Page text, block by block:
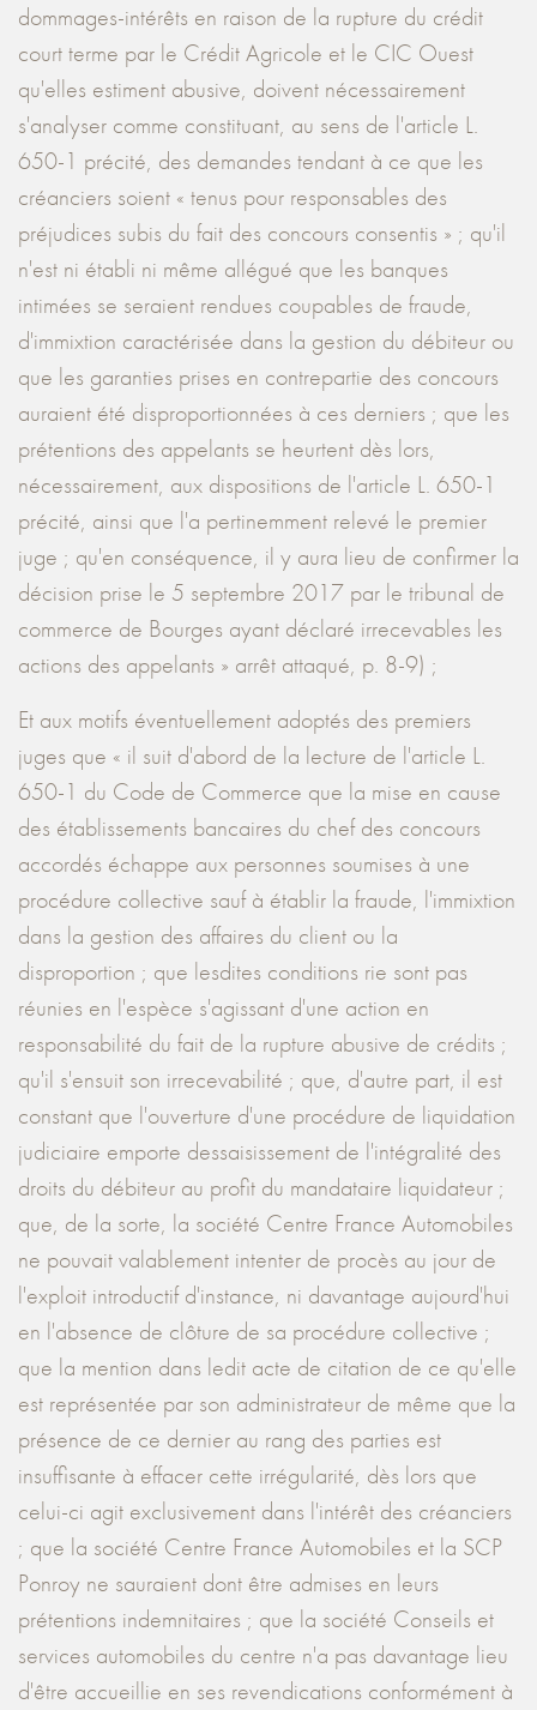
dommages-intérêts en raison de la rupture du crédit
court terme par le Crédit Agricole et le CIC Ouest
qu'elles estiment abusive, doivent nécessairement
s'analyser comme constituant, au sens de l'article L.
650-1 précité, des demandes tendant à ce que les
créanciers soient « tenus pour responsables des
préjudices subis du fait des concours consentis » ; qu'il
n'est ni établi ni même allégué que les banques
intimées se seraient rendues coupables de fraude,
d'immixtion caractérisée dans la gestion du débiteur ou
que les garanties prises en contrepartie des concours
auraient été disproportionnées à ces derniers ; que les
prétentions des appelants se heurtent dès lors,
nécessairement, aux dispositions de l'article L. 650-1
précité, ainsi que l'a pertinemment relevé le premier
juge ; qu'en conséquence, il y aura lieu de confirmer la
décision prise le 5 septembre 2017 par le tribunal de
commerce de Bourges ayant déclaré irrecevables les
actions des appelants » arrêt attaqué, p. 8-9) ;
Et aux motifs éventuellement adoptés des premiers
juges que « il suit d'abord de la lecture de l'article L.
650-1 du Code de Commerce que la mise en cause
des établissements bancaires du chef des concours
accordés échappe aux personnes soumises à une
procédure collective sauf à établir la fraude, l'immixtion
dans la gestion des affaires du client ou la
disproportion ; que lesdites conditions rie sont pas
réunies en l'espèce s'agissant d'une action en
responsabilité du fait de la rupture abusive de crédits ;
qu'il s'ensuit son irrecevabilité ; que, d'autre part, il est
constant que l'ouverture d'une procédure de liquidation
judiciaire emporte dessaisissement de l'intégralité des
droits du débiteur au profit du mandataire liquidateur ;
que, de la sorte, la société Centre France Automobiles
ne pouvait valablement intenter de procès au jour de
l'exploit introductif d'instance, ni davantage aujourd'hui
en l'absence de clôture de sa procédure collective ;
que la mention dans ledit acte de citation de ce qu'elle
est représentée par son administrateur de même que la
présence de ce dernier au rang des parties est
insuffisante à effacer cette irrégularité, dès lors que
celui-ci agit exclusivement dans l'intérêt des créanciers
; que la société Centre France Automobiles et la SCP
Ponroy ne sauraient dont être admises en leurs
prétentions indemnitaires ; que la société Conseils et
services automobiles du centre n'a pas davantage lieu
d'être accueillie en ses revendications conformément à